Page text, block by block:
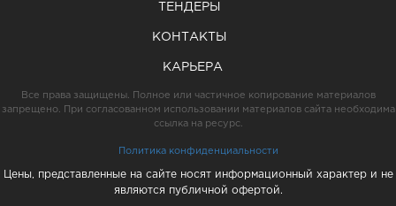
ТЕНДЕРЫ
КОНТАКТЫ
КАРЬЕРА
Все права защищены. Полное или частичное копирование материалов
запрещено. При согласованном использовании материалов сайта необходима
ссылка на ресурс.
Политика конфиденциальности
Цены, представленные на сайте носят информационный характер и не
являются публичной офертой.